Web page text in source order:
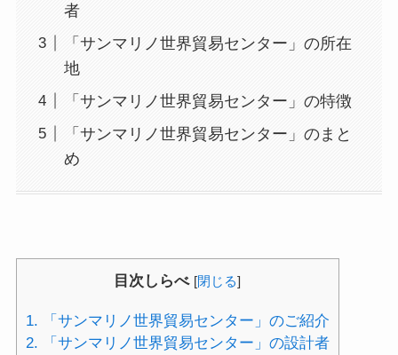
者
「サンマリノ世界貿易センター」の所在
地
「サンマリノ世界貿易センター」の特徴
「サンマリノ世界貿易センター」のまと
め
目次しらべ [閉じる]
1. 「サンマリノ世界貿易センター」のご紹介
2. 「サンマリノ世界貿易センター」の設計者